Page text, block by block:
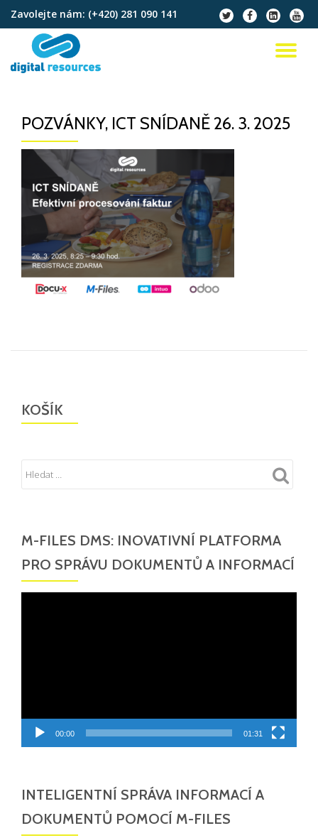
Přeskočit
obsah
Zavolejte nám: (+420) 281 090 141
fa-
twitter
fa-
facebook
fa-
linkedin-
square
fa-
POZVÁNKY, ICT SNÍDANĚ 26. 3. 2025
KOŠÍK
M-FILES DMS: INOVATIVNÍ PLATFORMA
PRO SPRÁVU DOKUMENTŮ A INFORMACÍ
00:00 01:31
INTELIGENTNÍ SPRÁVA INFORMACÍ A
DOKUMENTŮ POMOCÍ M-FILES